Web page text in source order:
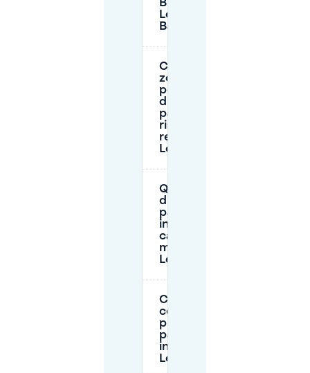
Bremen-
Lesum
Bahnhof?
Ci sono
zone di
permesso
di
parcheggio
riservato ai
residenti a
Lesum?
Quali errori
di
parcheggio
in strada
causano
multe a
Lesum?
Cosa devo
controllare
prima di
parcheggiare
in strada a
Lesum?